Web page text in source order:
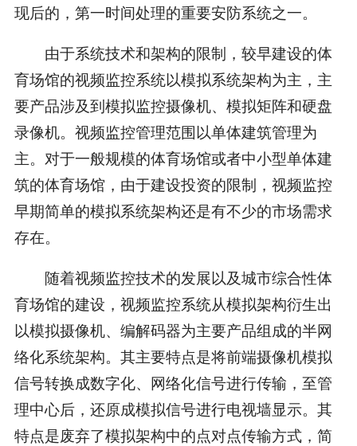
现后的，第一时间处理的重要安防系统之一。
由于系统技术和架构的限制，较早建设的体
育场馆的视频监控系统以模拟系统架构为主，主
要产品涉及到模拟监控摄像机、模拟矩阵和硬盘
录像机。视频监控管理范围以单体建筑管理为
主。对于一般规模的体育场馆或者中小型单体建
筑的体育场馆，由于建设投资的限制，视频监控
早期简单的模拟系统架构还是有不少的市场需求
存在。
随着视频监控技术的发展以及城市综合性体
育场馆的建设，视频监控系统从模拟架构衍生出
以模拟摄像机、编解码器为主要产品组成的半网
络化系统架构。其主要特点是将前端摄像机模拟
信号转换成数字化、网络化信号进行传输，至管
理中心后，还原成模拟信号进行电视墙显示。其
特点是废弃了模拟架构中的点对点传输方式，简